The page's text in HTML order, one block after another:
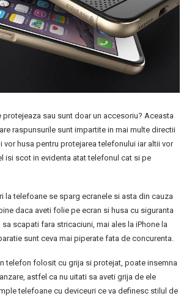
protejeaza sau sunt doar un accesoriu? Aceasta
raspunsurile sunt impartite in mai multe directii
vor husa pentru protejarea telefonului iar altii vor
isi scot in evidenta atat telefonul cat si pe
la telefoane se sparg ecranele si asta din cauza
daca aveti folie pe ecran si husa cu siguranta
scapati fara stricaciuni, mai ales la iPhone la
sunt ceva mai piperate fata de concurenta.
telefon folosit cu grija si protejat, poate insemna
astfel ca nu uitati sa aveti grija de ele
telefoane cu deviceuri ce va definesc stilul de